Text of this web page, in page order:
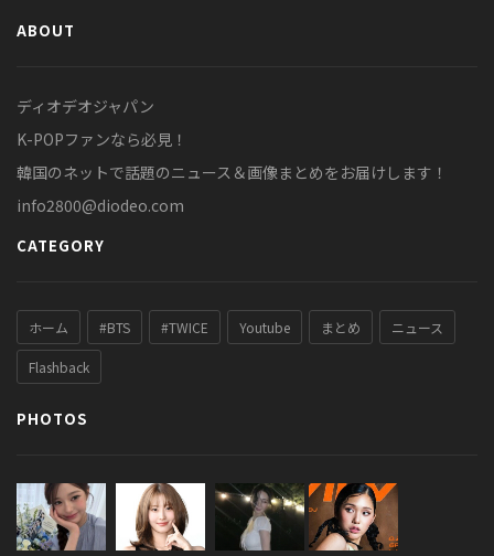
ABOUT
ディオデオジャパン
K-POPファンなら必見！
韓国のネットで話題のニュース＆画像まとめをお届けします！
info2800@diodeo.com
CATEGORY
ホーム #BTS #TWICE Youtube まとめ ニュース
Flashback
PHOTOS